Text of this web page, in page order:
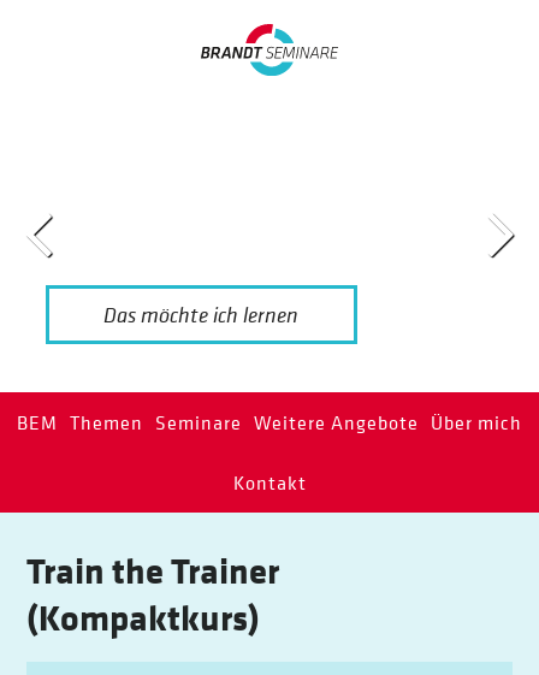
kommunizieren als BEM-
Das möchte ich lernen
BEM Themen Seminare Weitere Angebote Über mich
Kontakt
Train the Trainer
(Kompaktkurs)